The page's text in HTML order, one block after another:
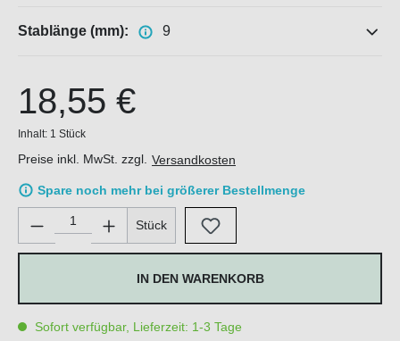
Stablänge (mm): 9
18,55 €
Inhalt: 1 Stück
Preise inkl. MwSt. zzgl. Versandkosten
Spare noch mehr bei größerer Bestellmenge
Produkt Anzahl: Gib den gewünschten Wert ein oder
Stück
IN DEN WARENKORB
Sofort verfügbar, Lieferzeit: 1-3 Tage